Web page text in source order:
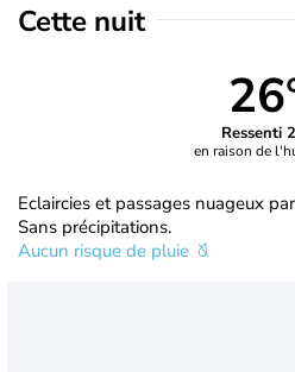
Cette nuit
Ressenti
en raison de
Eclaircies et passages nuageux
Sans précipitations.
Aucun risque de pluie